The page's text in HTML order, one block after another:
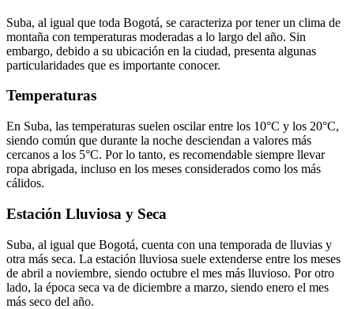
Suba, al igual que toda Bogotá, se caracteriza por tener un clima de
montaña con temperaturas moderadas a lo largo del año. Sin
embargo, debido a su ubicación en la ciudad, presenta algunas
particularidades que es importante conocer.
Temperaturas
En Suba, las temperaturas suelen oscilar entre los 10°C y los 20°C,
siendo común que durante la noche desciendan a valores más
cercanos a los 5°C. Por lo tanto, es recomendable siempre llevar
ropa abrigada, incluso en los meses considerados como los más
cálidos.
Estación Lluviosa y Seca
Suba, al igual que Bogotá, cuenta con una temporada de lluvias y
otra más seca. La estación lluviosa suele extenderse entre los meses
de abril a noviembre, siendo octubre el mes más lluvioso. Por otro
lado, la época seca va de diciembre a marzo, siendo enero el mes
más seco del año.